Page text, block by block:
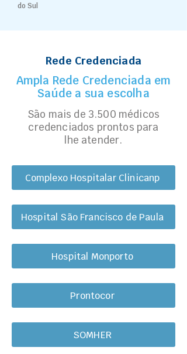
do Sul
Rede Credenciada
Ampla Rede Credenciada em
Saúde a sua escolha
São mais de 3.500 médicos
credenciados prontos para
lhe atender.
Complexo Hospitalar Clinicanp
Hospital São Francisco de Paula
Hospital Monporto
Prontocor
SOMHER